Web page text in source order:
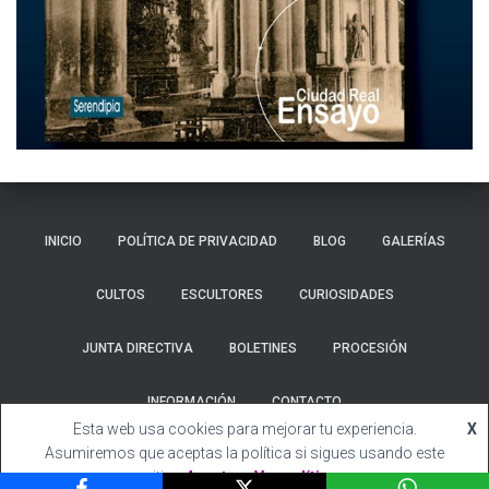
INICIO POLÍTICA DE PRIVACIDAD BLOG GALERÍAS
CULTOS ESCULTORES CURIOSIDADES
JUNTA DIRECTIVA BOLETINES PROCESIÓN
INFORMACIÓN CONTACTO
Hestia | Desarrollado por ThemeIsle
Esta web usa cookies para mejorar tu experiencia.
Asumiremos que aceptas la política si sigues usando este
sitio.
X
Acepto Ver política